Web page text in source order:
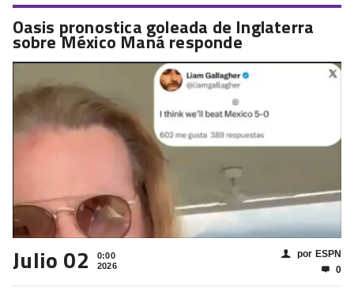
Oasis pronostica goleada de Inglaterra
sobre México Maná responde
Julio 02
0:00
2026
👤 por ESPN
 0